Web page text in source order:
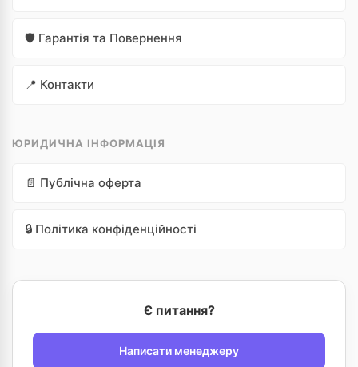
🛡️ Гарантія та Повернення
📍 Контакти
ЮРИДИЧНА ІНФОРМАЦІЯ
📄 Публічна оферта
🔒 Політика конфіденційності
Є питання?
Написати менеджеру